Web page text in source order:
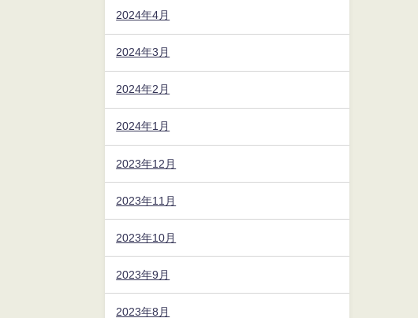
2024年4月
2024年3月
2024年2月
2024年1月
2023年12月
2023年11月
2023年10月
2023年9月
2023年8月